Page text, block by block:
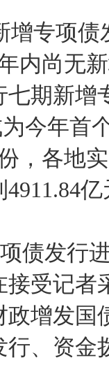
增专项
内尚无
七期新增
今年首
，各地
债发行
受记者
政增发国
、资金